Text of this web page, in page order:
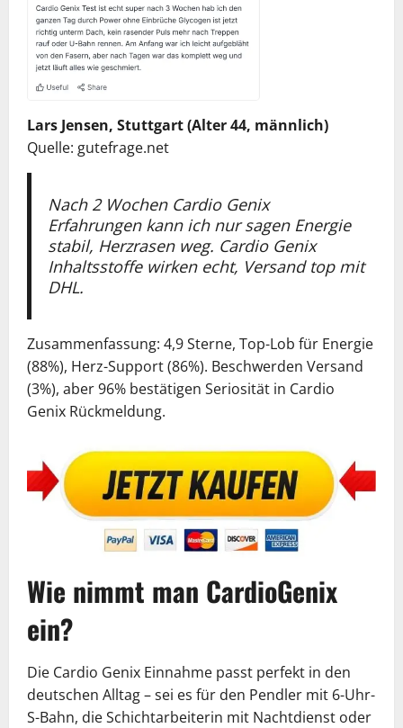
Lars Jensen, Stuttgart (Alter 44, männlich)
Quelle: gutefrage.net
Nach 2 Wochen Cardio Genix
Erfahrungen kann ich nur sagen Energie
stabil, Herzrasen weg. Cardio Genix
Inhaltsstoffe wirken echt, Versand top mit
DHL.
Zusammenfassung: 4,9 Sterne, Top-Lob für Energie
(88%), Herz-Support (86%). Beschwerden Versand
(3%), aber 96% bestätigen Seriosität in Cardio
Genix Rückmeldung.
Wie nimmt man CardioGenix
ein?
Die Cardio Genix Einnahme passt perfekt in den
deutschen Alltag – sei es für den Pendler mit 6-Uhr-
S-Bahn, die Schichtarbeiterin mit Nachtdienst oder